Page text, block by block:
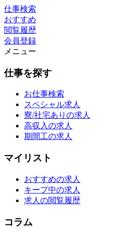
仕事検索
おすすめ
閲覧履歴
会員登録
メニュー
仕事を探す
お仕事検索
スペシャル求人
寮/社宅ありの求人
高収入の求人
期間工の求人
マイリスト
おすすめの求人
キープ中の求人
求人の閲覧履歴
コラム